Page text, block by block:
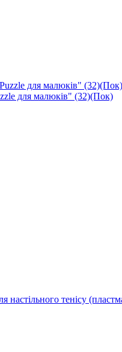
для малюків" (32)(Пок)
настільного тенісу